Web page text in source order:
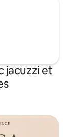
jacuzzi et